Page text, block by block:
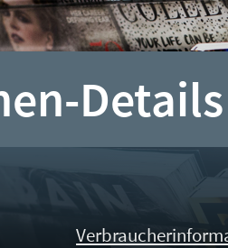
Details